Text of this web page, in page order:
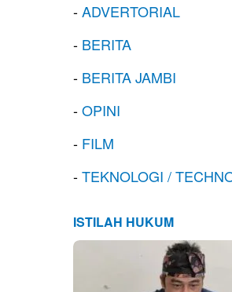
-ADVERTORIAL
- BERITA
- BERITA JAMBI
-OPINI
- FILM
-TEKNOLOGI /
ISTILAH HUKUM